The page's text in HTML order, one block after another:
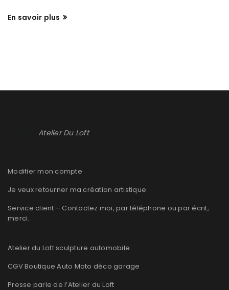
En savoir plus
Atelier Du Loft
Modifier mon compte
Je veux retourner ma création artistique
Service client – Contactez moi, par téléphone ou par écrit,
merci.
Atelier du Loft sculpture automobile
CGV Boutique Auto Moto déco garage
Presse parle de l’Atelier du Loft